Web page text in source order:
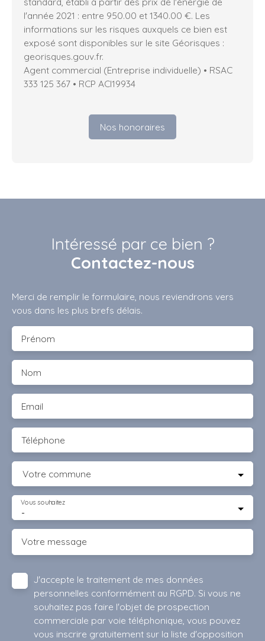
l'année 2021 : entre 950.00 et 1340.00 €. Les
informations sur les risques auxquels ce bien est
exposé sont disponibles sur le site Géorisques :
georisques.gouv.fr.
Agent commercial (Entreprise individuelle) • RSAC
333 125 367 • RCP ACI19934
Nos honoraires
Intéressé par ce bien ?
Contactez-nous
Merci de remplir le formulaire, nous reviendrons vers
vous dans les plus brefs délais.
Prénom
Nom
Email
Téléphone
Votre commune
-
Vous souhaitez
Votre message
J'accepte le traitement de mes données
personnelles conformément au RGPD. Si vous ne
souhaitez pas faire l'objet de prospection
commerciale par voie téléphonique, vous pouvez
vous inscrire gratuitement sur la liste d'opposition